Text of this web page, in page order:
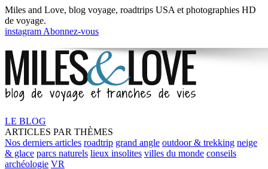
Miles and Love, blog voyage, roadtrips USA et photographies HD
de voyage.
instagram Abonnez-vous
LE BLOG
ARTICLES PAR THÈMES
Nos derniers articles roadtrip grand angle outdoor & trekking neige
& glace parcs naturels lieux insolites villes du monde conseils
archéologie VR